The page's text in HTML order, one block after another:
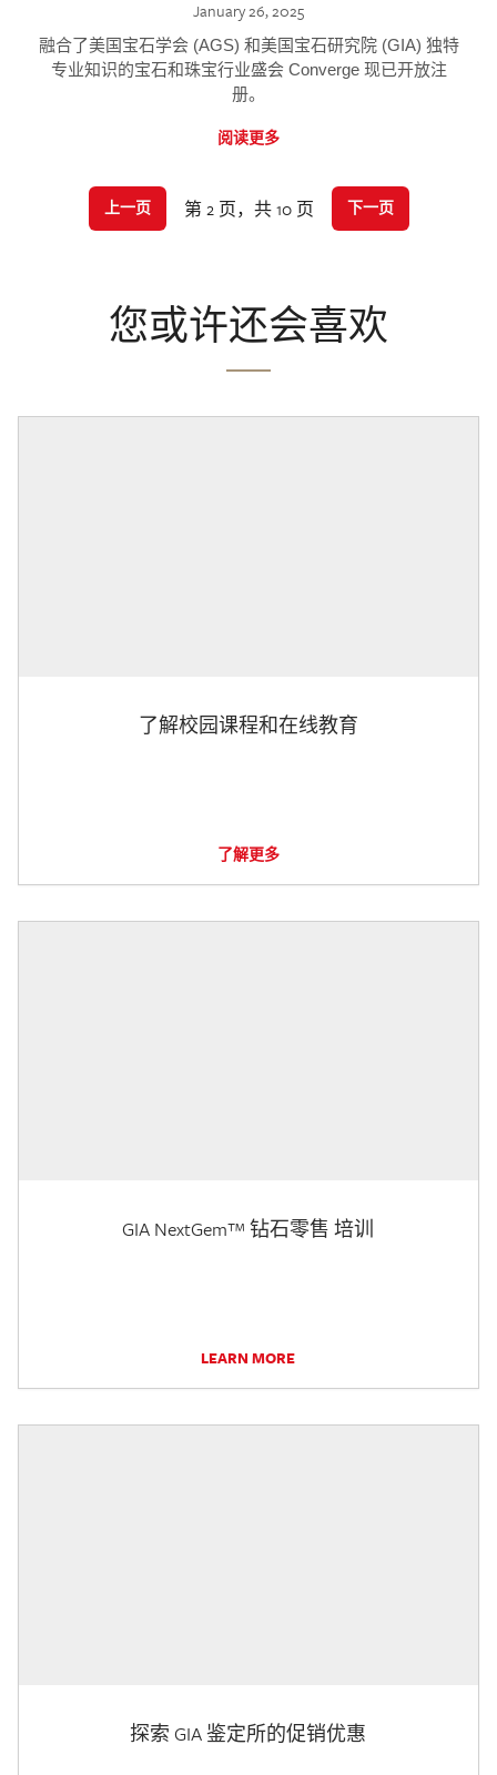
January 26, 2025
融合了美国宝石学会 (AGS) 和美国宝石研究院 (GIA) 独特
专业知识的宝石和珠宝行业盛会 Converge 现已开放注
册。
阅读更多
上一页 第 2 页，共 10 页 下一页
您或许还会喜欢
了解校园课程和在线教育
了解更多
GIA NextGem™ 钻石零售 培训
LEARN MORE
探索 GIA 鉴定所的促销优惠